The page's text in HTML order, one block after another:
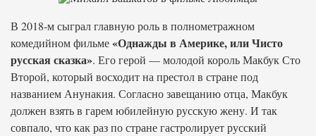
В 2018-м сыграл главную роль в полнометражном
комедийном фильме«Однажды в Америке, или Чисто
русская сказка». Его герой — молодой король Макбук Сто
Второй, который восходит на престол в стране под
названием Анунакия. Согласно завещанию отца, Макбук
должен взять в гарем юбилейную русскую жену. И так
совпало, что как раз по стране гастролирует русский